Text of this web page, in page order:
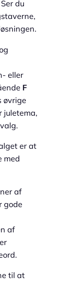
du
eller
F
øvrige
juletema,
er at
med
af
gode
af
er
til at